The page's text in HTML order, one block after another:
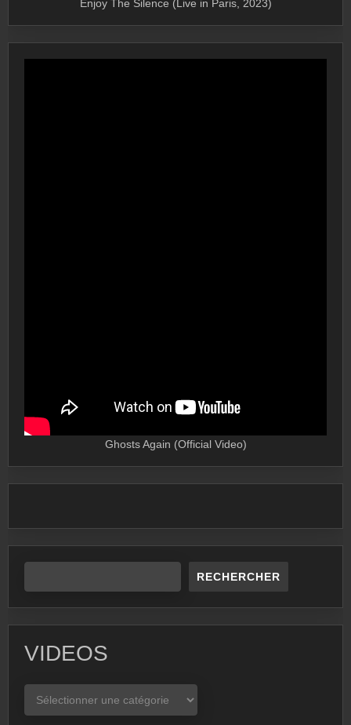
Enjoy The Silence (Live in Paris, 2023)
Ghosts Again (Official Video)
RECHERCHER
VIDEOS
VIDEOS